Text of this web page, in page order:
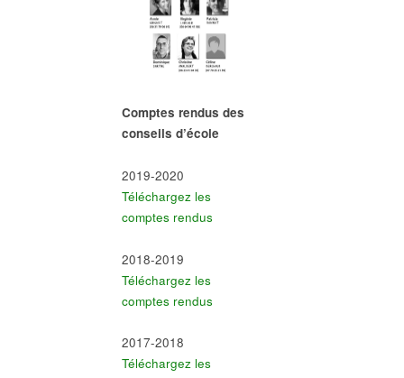
Comptes rendus des
conseils d’école
2019-2020
Téléchargez les
comptes rendus
2018-2019
Téléchargez les
comptes rendus
2017-2018
Téléchargez les